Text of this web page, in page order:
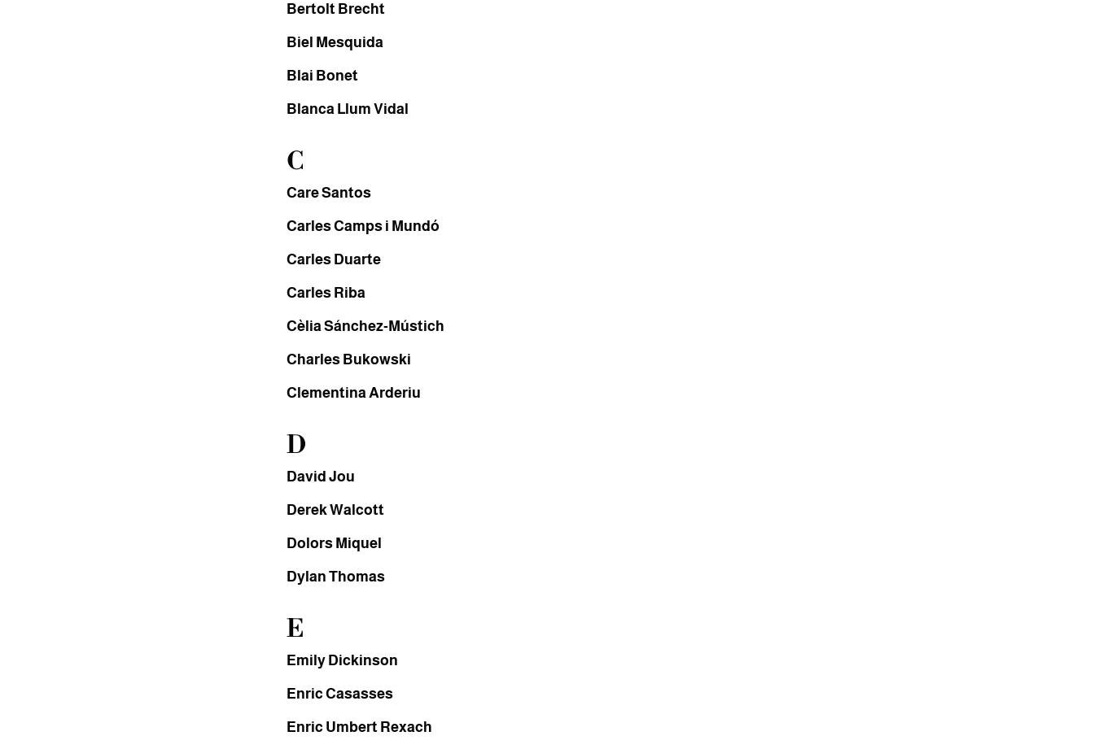
Bertolt Brecht
Biel Mesquida
Blai Bonet
Blanca Llum Vidal
C
Care Santos
Carles Camps i Mundó
Carles Duarte
Carles Riba
Cèlia Sánchez-Mústich
Charles Bukowski
Clementina Arderiu
D
David Jou
Derek Walcott
Dolors Miquel
Dylan Thomas
E
Emily Dickinson
Enric Casasses
Enric Umbert Rexach